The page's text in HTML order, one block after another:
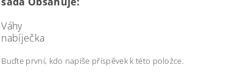
Váhy
nabíječka
Buďte první, kdo napíše příspěvek k této položce.